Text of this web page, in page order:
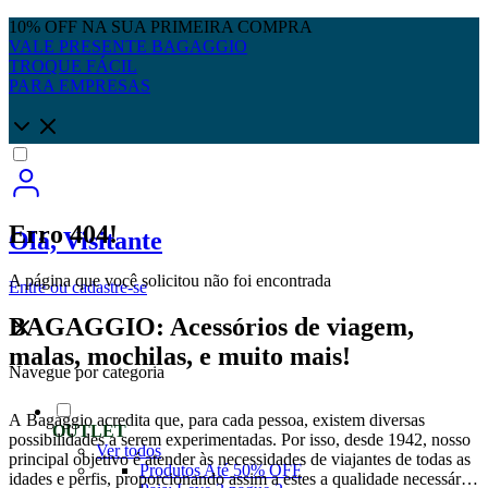
10% OFF NA SUA PRIMEIRA COMPRA
VALE PRESENTE BAGAGGIO
TROQUE FÁCIL
PARA EMPRESAS
Olá, Visitante
Entreou cadastre-se
Navegue por categoria
OUTLET
Ver todos
Produtos Até 50% OFF
Erro 404!
A página que você solicitou não foi encontrada
BAGAGGIO: Acessórios de viagem,
malas, mochilas, e muito mais!
A Bagaggio acredita que, para cada pessoa, existem diversas
possibilidades a serem experimentadas. Por isso, desde 1942, nosso
principal objetivo é atender às necessidades de viajantes de todas as
idades e perfis, proporcionando assim a estes a qualidade necessária